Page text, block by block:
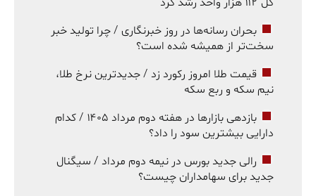
بحران رسانه‌ها در روز خبرنگاری / چرا تولید خبر
سخت‌تر از همیشه شده است؟
قیمت طلا امروز رکورد زد / جدیدترین نرخ طلا،
نیم سکه و ربع سکه
بازدهی بازارها در هفته دوم مرداد ۱۴۰۵ / کدام
دارایی بیشترین سود را داد؟
رالی جدید بورس در نیمه دوم مرداد / سیگنال
جدید برای سهامداران چیست؟